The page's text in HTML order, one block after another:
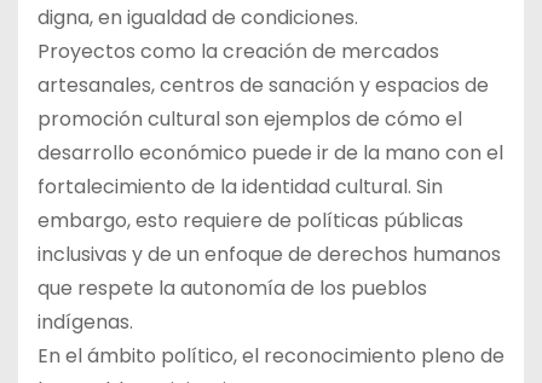
digna, en igualdad de condiciones.
Proyectos como la creación de mercados
artesanales, centros de sanación y espacios de
promoción cultural son ejemplos de cómo el
desarrollo económico puede ir de la mano con el
fortalecimiento de la identidad cultural. Sin
embargo, esto requiere de políticas públicas
inclusivas y de un enfoque de derechos humanos
que respete la autonomía de los pueblos
indígenas.
En el ámbito político, el reconocimiento pleno de